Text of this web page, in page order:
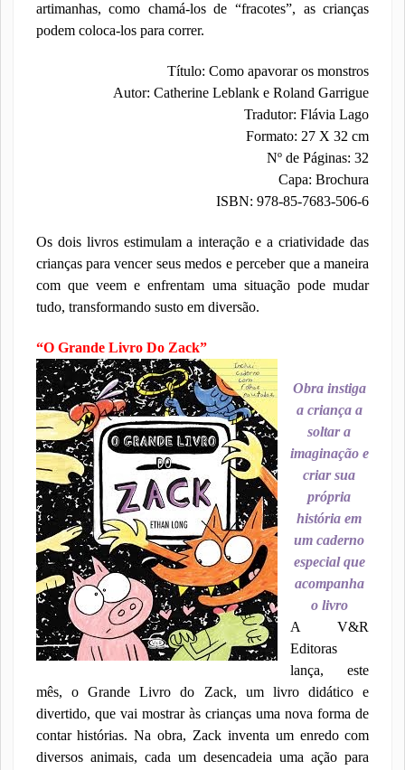
artimanhas, como chamá-los de “fracotes”, as crianças
podem coloca-los para correr.
Título: Como apavorar os monstros
Autor: Catherine Leblank e Roland Garrigue
Tradutor: Flávia Lago
Formato: 27 X 32 cm
Nº de Páginas: 32
Capa: Brochura
ISBN: 978-85-7683-506-6
Os dois livros estimulam a interação e a criatividade das
crianças para vencer seus medos e perceber que a maneira
com que veem e enfrentam uma situação pode mudar
tudo, transformando susto em diversão.
“O Grande Livro Do Zack”
Obra instiga
a criança a
soltar a
imaginação e
criar sua
própria
história em
um caderno
especial que
acompanha
o livro
A V&R
Editoras
lança, este
mês, o Grande Livro do Zack, um livro didático e
divertido, que vai mostrar às crianças uma nova forma de
contar histórias. Na obra, Zack inventa um enredo com
diversos animais, cada um desencadeia uma ação para